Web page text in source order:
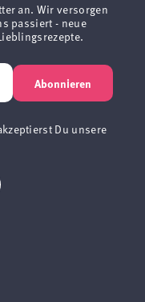
an. Wir versorgen
passiert - neue
Abonnieren
Du unsere